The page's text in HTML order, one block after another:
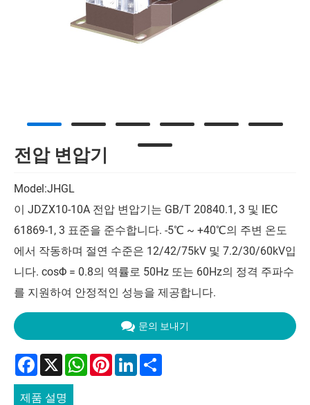
전압 변압기
Model:JHGL
이 JDZX10-10A 전압 변압기는 GB/T 20840.1, 3 및 IEC
61869-1, 3 표준을 준수합니다. -5℃ ~ +40℃의 주변 온도
에서 작동하며 절연 수준은 12/42/75kV 및 7.2/30/60kV입
니다. cosΦ = 0.8의 역률로 50Hz 또는 60Hz의 정격 주파수
를 지원하여 안정적인 성능을 제공합니다.
문의 보내기
Facebook
X WhatsApp
PinterestLinkedIn
제품 설명